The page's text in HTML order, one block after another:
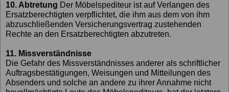
10. Abtretung Der Möbelspediteur ist auf Verlangen des
Ersatzberechtigten verpflichtet, die ihm aus dem von ihm
abzuschließenden Versicherungsvertrag zustehenden
Rechte an den Ersatzberechtigten abzutreten.
11. Missverständnisse
Die Gefahr des Missverständnisses anderer als schriftlicher
Auftragsbestätigungen, Weisungen und Mitteilungen des
Absenders und solche an andere zu ihrer Annahme nicht